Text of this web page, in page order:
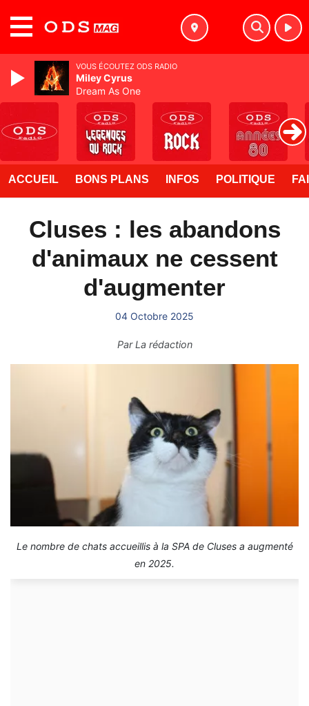
ACCUEIL BONS PLANS INFOS POLITIQUE
Cluses : les abandons
d'animaux ne cessent
d'augmenter
04 Octobre 2025
ParLa rédaction
Le nombre de chats accueillis à la SPA de Cluses a augmenté
en 2025.
VOUS ÉCOUTEZ ODS RADIO
Miley Cyrus
Dream As One